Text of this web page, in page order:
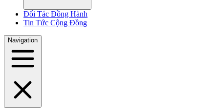
Đối Tác Đồng Hành
Tin Tức Cộng Đồng
Navigation